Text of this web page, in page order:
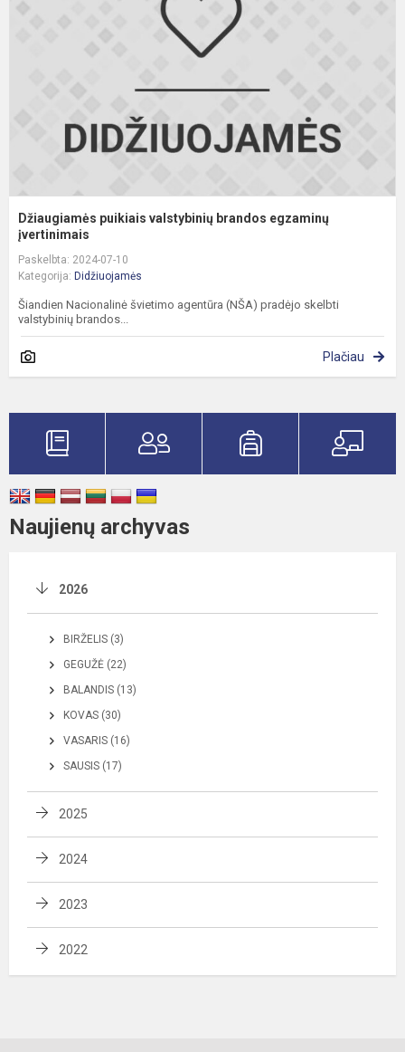
Džiaugiamės puikiais valstybinių brandos egzaminų
įvertinimais
Paskelbta: 2024-07-10
Kategorija: Didžiuojamės
Šiandien Nacionalinė švietimo agentūra (NŠA) pradėjo skelbti
valstybinių brandos...
Plačiau
Naujienų archyvas
2026
BIRŽELIS (3)
GEGUŽĖ (22)
BALANDIS (13)
KOVAS (30)
VASARIS (16)
SAUSIS (17)
2025
2024
2023
2022